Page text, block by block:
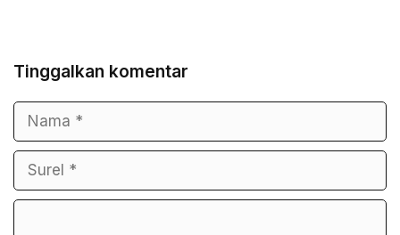
Tinggalkan komentar
Nama
Surel